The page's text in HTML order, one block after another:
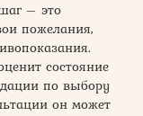
– это
пожелания,
состояние
по выбору
он может